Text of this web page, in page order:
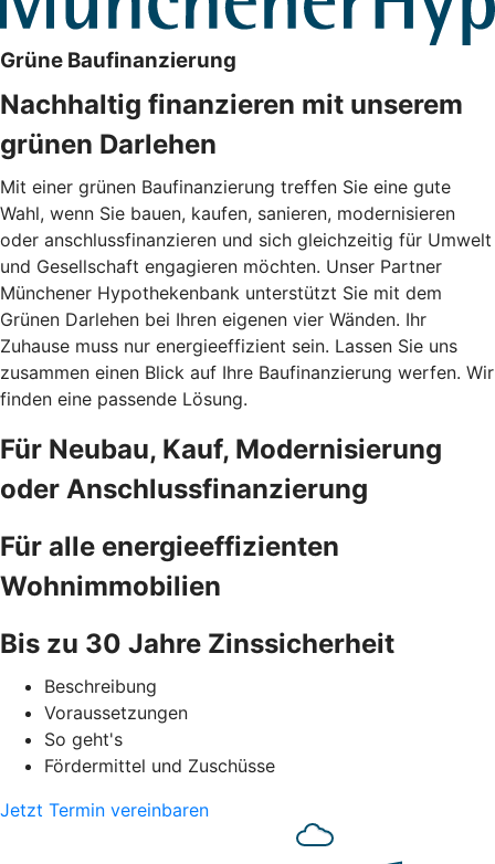
Grüne Baufinanzierung
Nachhaltig finanzieren mit unserem
grünen Darlehen
Mit einer grünen Baufinanzierung treffen Sie eine gute
Wahl, wenn Sie bauen, kaufen, sanieren, modernisieren
oder anschlussfinanzieren und sich gleichzeitig für Umwelt
und Gesellschaft engagieren möchten. Unser Partner
Münchener Hypothekenbank unterstützt Sie mit dem
Grünen Darlehen bei Ihren eigenen vier Wänden. Ihr
Zuhause muss nur energieeffizient sein. Lassen Sie uns
zusammen einen Blick auf Ihre Baufinanzierung werfen. Wir
finden eine passende Lösung.
Für Neubau, Kauf, Modernisierung
oder Anschlussfinanzierung
Für alle energieeffizienten
Wohnimmobilien
Bis zu 30 Jahre Zinssicherheit
Beschreibung
Voraussetzungen
So geht's
Fördermittel und Zuschüsse
Jetzt Termin vereinbaren